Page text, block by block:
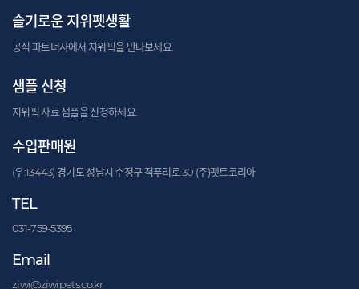
슬기로운 지위펫생활
공식 파트너사에서 지위픽을 만나보세요.
샘플 신청
지위픽 사료 샘플을 신청하세요.
수입판매원
(우:13443) 경기도 성남시 수정구 적푸리로 30 (주)펫트코리아
TEL
031-759-5395
Email
ziwi@ziwipets.co.kr